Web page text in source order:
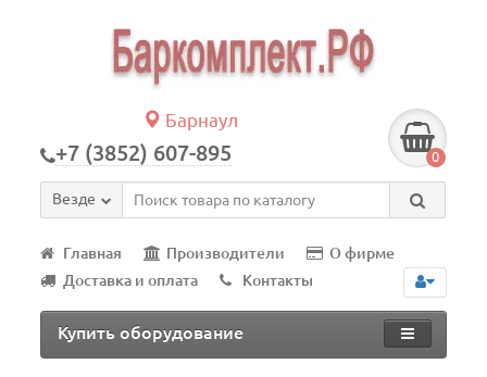
Барнаул
+7 (3852) 607-895 0
Везде
Главная Производители
О фирме
Доставка и оплата
Контакты
Купить оборудование